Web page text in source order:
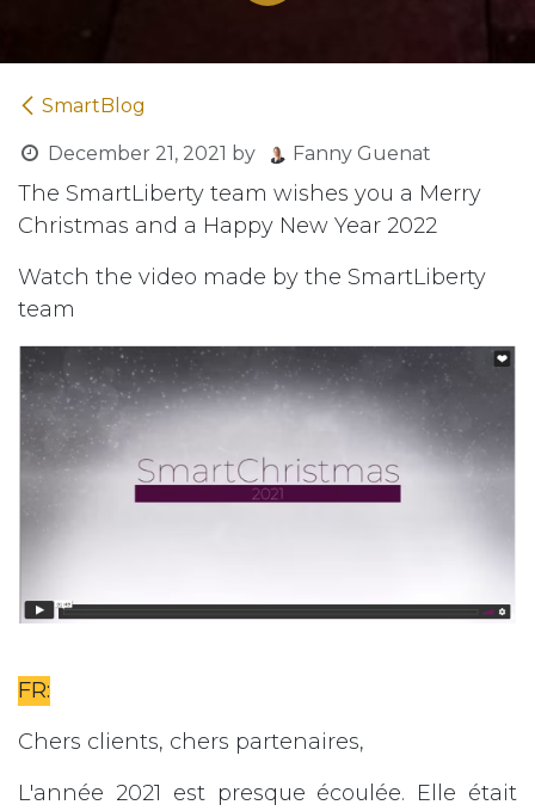
SmartBlog
December 21, 2021 by Fanny Guenat
The SmartLiberty team wishes you a Merry
Christmas and a Happy New Year 2022
Watch the video made by the SmartLiberty
team
FR:
Chers clients, chers partenaires,
L'année 2021 est presque écoulée. Elle était